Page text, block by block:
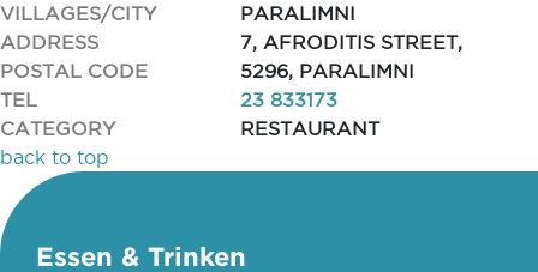
VILLAGES/CITY
PARALIMNI
ADDRESS
7, AFRODITIS STREET,
POSTAL CODE
5296, PARALIMNI
TEL
23 833173
CATEGORY
RESTAURANT
back to top
Essen & Trinken